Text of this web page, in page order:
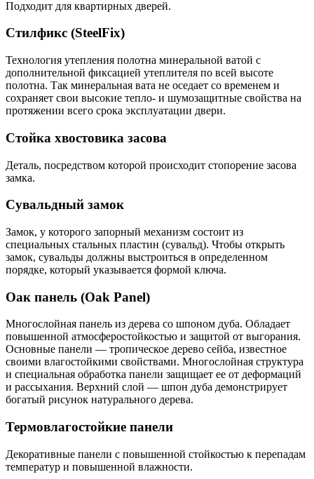
Подходит для квартирных дверей.
Стилфикс (SteelFix)
Технология утепления полотна минеральной ватой с
дополнительной фиксацией утеплителя по всей высоте
полотна. Так минеральная вата не оседает со временем и
сохраняет свои высокие тепло- и шумозащитные свойства на
протяжении всего срока эксплуатации двери.
Стойка хвостовика засова
Деталь, посредством которой происходит стопорение засова
замка.
Сувальдный замок
Замок, у которого запорный механизм состоит из
специальных стальных пластин (сувальд). Чтобы открыть
замок, сувальды должны выстроиться в определенном
порядке, который указывается формой ключа.
Оак панель (Oak Panel)
Многослойная панель из дерева со шпоном дуба. Обладает
повышенной атмосферостойкостью и защитой от выгорания.
Основные панели — тропическое дерево сейба, известное
своими влагостойкими свойствами. Многослойная структура
и специальная обработка панели защищает ее от деформаций
и рассыхания. Верхний слой — шпон дуба демонстрирует
богатый рисунок натурального дерева.
Термовлагостойкие панели
Декоративные панели с повышенной стойкостью к перепадам
температур и повышенной влажности.